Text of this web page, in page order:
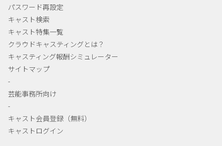
パスワード再設定
キャスト検索
キャスト特集一覧
クラウドキャスティングとは？
キャスティング報酬シミュレーター
サイトマップ
-
芸能事務所向け
-
キャスト会員登録（無料）
キャストログイン